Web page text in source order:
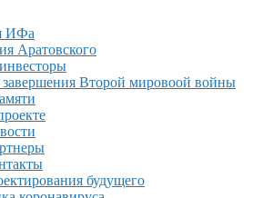
ИФа
Аратовского
завершения Второй мировоой войны
будущего